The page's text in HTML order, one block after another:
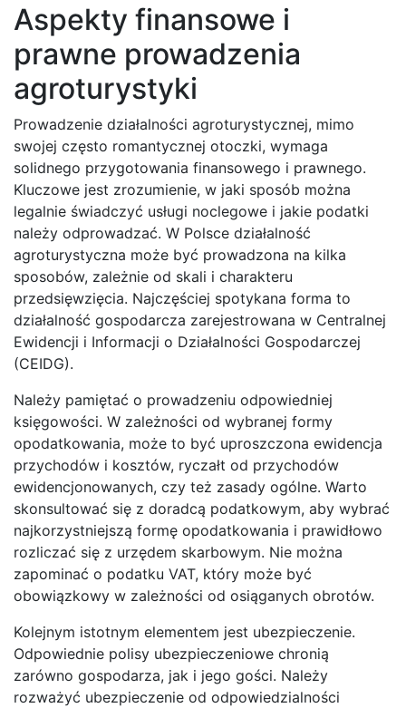
Aspekty finansowe i
prawne prowadzenia
agroturystyki
Prowadzenie działalności agroturystycznej, mimo
swojej często romantycznej otoczki, wymaga
solidnego przygotowania finansowego i prawnego.
Kluczowe jest zrozumienie, w jaki sposób można
legalnie świadczyć usługi noclegowe i jakie podatki
należy odprowadzać. W Polsce działalność
agroturystyczna może być prowadzona na kilka
sposobów, zależnie od skali i charakteru
przedsięwzięcia. Najczęściej spotykana forma to
działalność gospodarcza zarejestrowana w Centralnej
Ewidencji i Informacji o Działalności Gospodarczej
(CEIDG).
Należy pamiętać o prowadzeniu odpowiedniej
księgowości. W zależności od wybranej formy
opodatkowania, może to być uproszczona ewidencja
przychodów i kosztów, ryczałt od przychodów
ewidencjonowanych, czy też zasady ogólne. Warto
skonsultować się z doradcą podatkowym, aby wybrać
najkorzystniejszą formę opodatkowania i prawidłowo
rozliczać się z urzędem skarbowym. Nie można
zapominać o podatku VAT, który może być
obowiązkowy w zależności od osiąganych obrotów.
Kolejnym istotnym elementem jest ubezpieczenie.
Odpowiednie polisy ubezpieczeniowe chronią
zarówno gospodarza, jak i jego gości. Należy
rozważyć ubezpieczenie od odpowiedzialności